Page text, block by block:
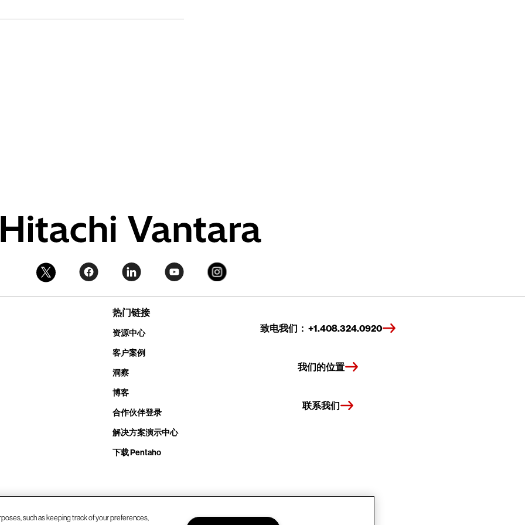
热门链接
资源中心
客户案例
洞察
博客
合作伙伴登录
解决方案演示中心
下载 Pentaho
致电我们： +1.408.324.0920
我们的位置
联系我们
such as keeping track of your preferences,